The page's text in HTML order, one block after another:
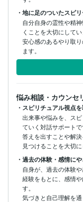
・地に足のついたスピ
自分自身の霊性や精
くことを大切にしてい
安心感のあるやり取
ます。
悩み相談・カウンセ
・スピリチュアル視点
出来事や悩みを、ス
ていく対話サポートで
答えを出すことや解
見つけることを大切に
・過去の体験・感情に
自身が、過去の体験
経験をもとに、感情
す。
気づきと自己理解を